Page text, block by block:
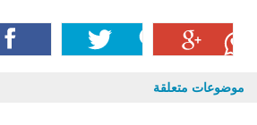
موضوعات متعلقة